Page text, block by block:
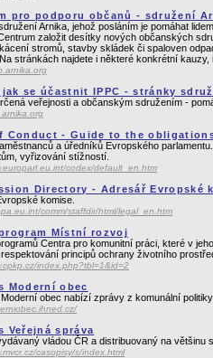
pro podporu občanů - sdružení
Arnika, jehož posláním je pomáhat
založit desítky nových občanských
stromů, stavby skládek či spaloven
stránkách najdete i některé konkrétní
jak se účastnit IPPC - stránky
veřejnosti a občanským sdružením -
Conduct - Guide to the
a úředníků Evropského
vyřizování stížností.
codex/default_en.htm
Directory - Adresář Evropské
komise.
comm/staffdir/html/legal_en.htm
Místní rozvoj
Centra pro komunitní práci, které v
principů ochrany životního
index.php?tbl=1&id=2
Moderní obec
obec nabízí zprávy z komunální
Veřejná správa
vládou ČR a distribuovaný na
casopisy/s/index.html